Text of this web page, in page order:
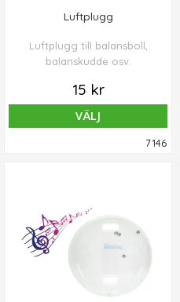
Luftplugg
Luftplugg till balansboll,
balanskudde osv.
15 kr
VÄLJ
7146